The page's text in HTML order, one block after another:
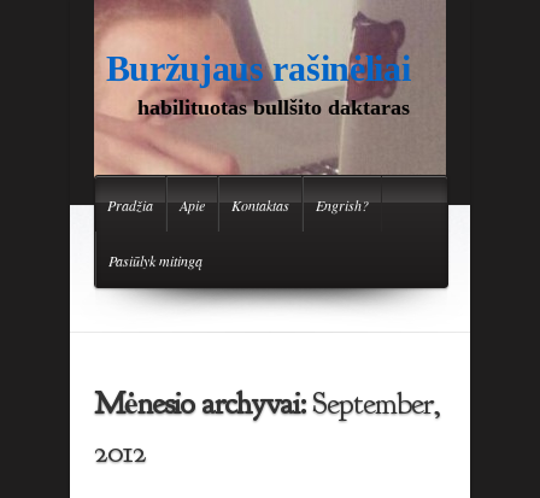
Buržujaus rašinėliai
habilituotas bullšito daktaras
Pradžia Apie Kontaktas Engrish?
Pasiūlyk mitingą
Mėnesio archyvai:September,
2012